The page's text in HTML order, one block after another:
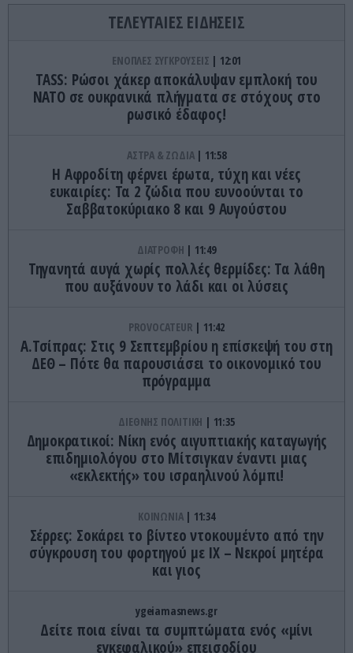
ΤΕΛΕΥΤΑΙΕΣ ΕΙΔΗΣΕΙΣ
ΕΝΟΠΛΕΣ ΣΥΓΚΡΟΥΣΕΙΣ 12:01
TASS: Ρώσοι χάκερ αποκάλυψαν εμπλοκή του
ΝΑΤΟ σε ουκρανικά πλήγματα σε στόχους στο
ρωσικό έδαφος!
ΑΣΤΡΑ & ΖΩΔΙΑ 11:58
Η Αφροδίτη φέρνει έρωτα, τύχη και νέες
ευκαιρίες: Τα 2 ζώδια που ευνοούνται το
Σαββατοκύριακο 8 και 9 Αυγούστου
ΔΙΑΤΡΟΦΗ 11:49
Τηγανητά αυγά χωρίς πολλές θερμίδες: Τα λάθη
που αυξάνουν το λάδι και οι λύσεις
PROVOCATEUR 11:42
Α.Τσίπρας: Στις 9 Σεπτεμβρίου η επίσκεψή του στη
ΔΕΘ – Πότε θα παρουσιάσει το οικονομικό του
πρόγραμμα
ΔΙΕΘΝΗΣ ΠΟΛΙΤΙΚΗ 11:35
Δημοκρατικοί: Νίκη ενός αιγυπτιακής καταγωγής
επιδημιολόγου στο Μίτσιγκαν έναντι μιας
«εκλεκτής» του ισραηλινού λόμπι!
ΚΟΙΝΩΝΙΑ 11:34
Σέρρες: Σοκάρει το βίντεο ντοκουμέντο από την
σύγκρουση του φορτηγού με ΙΧ – Νεκροί μητέρα
και γιος
ygeiamasnews.gr
Δείτε ποια είναι τα συμπτώματα ενός «μίνι
εγκεφαλικού» επεισοδίου